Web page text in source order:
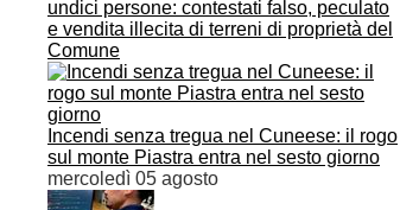
undici persone: contestati falso, peculato
e vendita illecita di terreni di proprietà del
Comune
Incendi senza tregua nel Cuneese: il rogo
sul monte Piastra entra nel sesto giorno
mercoledì 05 agosto